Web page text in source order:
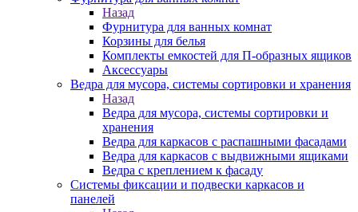
Назад
Фурнитура для ванных комнат
Корзины для белья
Комплекты емкостей для П-образных ящиков
Аксессуары
Ведра для мусора, системы сортировки и хранения
Назад
Ведра для мусора, системы сортировки и
хранения
Ведра для каркасов с распашными фасадами
Ведра для каркасов с выдвижными ящиками
Ведра с креплением к фасаду
Системы фиксации и подвески каркасов и
панелей